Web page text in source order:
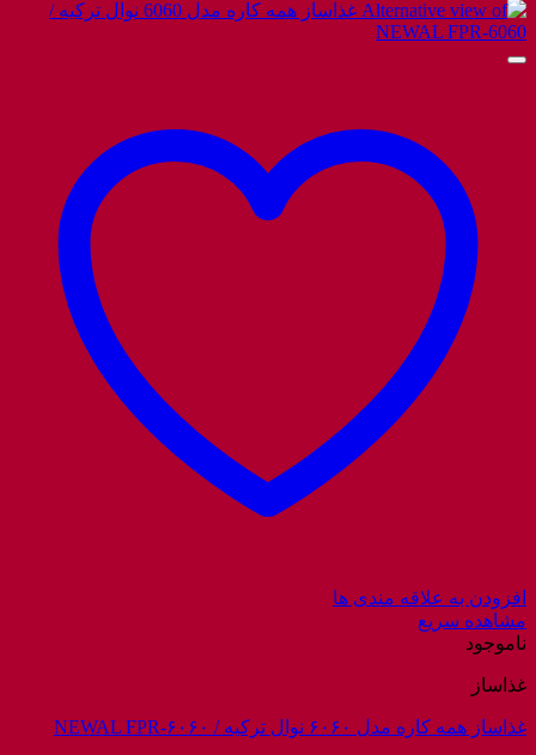
افزودن به علاقه مندی ها
مشاهده سریع
ناموجود
غذاساز
غذاساز همه کاره مدل ۶۰۶۰ نوال ترکیه / NEWAL FPR-۶۰۶۰